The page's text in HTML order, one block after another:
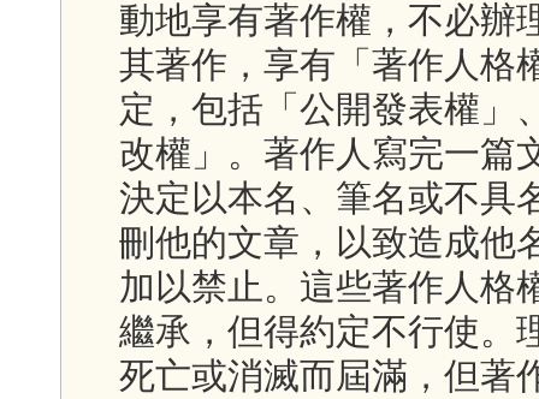
動地享有著作權，不必辦
其著作，享有「著作人格
定，包括「公開發表權」
改權」。著作人寫完一篇
決定以本名、筆名或不具
刪他的文章，以致造成他
加以禁止。這些著作人格
繼承，但得約定不行使。
死亡或消滅而屆滿，但著